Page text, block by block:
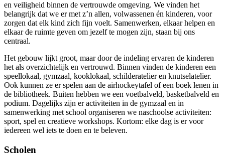
en veiligheid binnen de vertrouwde omgeving. We vinden het
belangrijk dat we er met z’n allen, volwassenen én kinderen, voor
zorgen dat elk kind zich fijn voelt. Samenwerken, elkaar helpen en
elkaar de ruimte geven om jezelf te mogen zijn, staan bij ons
centraal.
Het gebouw lijkt groot, maar door de indeling ervaren de kinderen
het als overzichtelijk en vertrouwd. Binnen vinden de kinderen een
speellokaal, gymzaal, kooklokaal, schilderatelier en knutselatelier.
Ook kunnen ze er spelen aan de airhockeytafel of een boek lenen in
de bibliotheek. Buiten hebben we een voetbalveld, basketbalveld en
podium. Dagelijks zijn er activiteiten in de gymzaal en in
samenwerking met school organiseren we naschoolse activiteiten:
sport, spel en creatieve workshops. Kortom: elke dag is er voor
iedereen wel iets te doen en te beleven.
Scholen